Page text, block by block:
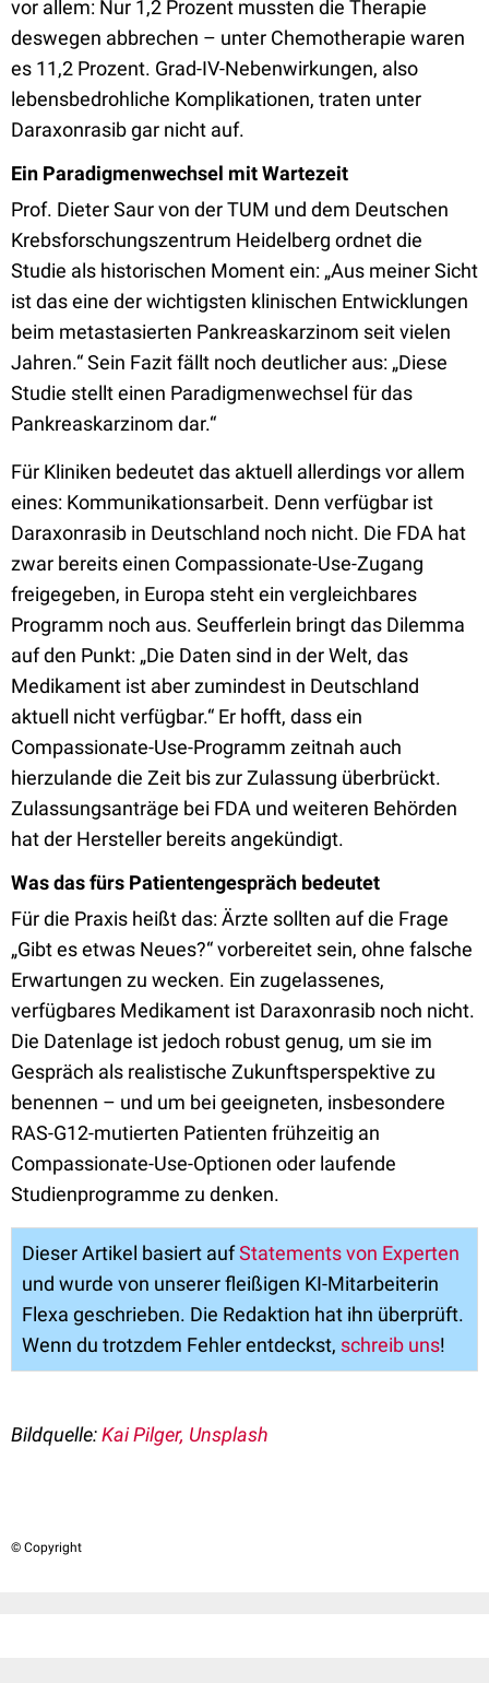
vor allem: Nur 1,2 Prozent mussten die Therapie
deswegen abbrechen – unter Chemotherapie waren
es 11,2 Prozent. Grad-IV-Nebenwirkungen, also
lebensbedrohliche Komplikationen, traten unter
Daraxonrasib gar nicht auf.
Ein Paradigmenwechsel mit Wartezeit
Prof. Dieter Saur von der TUM und dem Deutschen
Krebsforschungszentrum Heidelberg ordnet die
Studie als historischen Moment ein: „Aus meiner Sicht
ist das eine der wichtigsten klinischen Entwicklungen
beim metastasierten Pankreaskarzinom seit vielen
Jahren.“ Sein Fazit fällt noch deutlicher aus: „Diese
Studie stellt einen Paradigmenwechsel für das
Pankreaskarzinom dar.“
Für Kliniken bedeutet das aktuell allerdings vor allem
eines: Kommunikationsarbeit. Denn verfügbar ist
Daraxonrasib in Deutschland noch nicht. Die FDA hat
zwar bereits einen Compassionate-Use-Zugang
freigegeben, in Europa steht ein vergleichbares
Programm noch aus. Seufferlein bringt das Dilemma
auf den Punkt: „Die Daten sind in der Welt, das
Medikament ist aber zumindest in Deutschland
aktuell nicht verfügbar.“ Er hofft, dass ein
Compassionate-Use-Programm zeitnah auch
hierzulande die Zeit bis zur Zulassung überbrückt.
Zulassungsanträge bei FDA und weiteren Behörden
hat der Hersteller bereits angekündigt.
Was das fürs Patientengespräch bedeutet
Für die Praxis heißt das: Ärzte sollten auf die Frage
„Gibt es etwas Neues?“ vorbereitet sein, ohne falsche
Erwartungen zu wecken. Ein zugelassenes,
verfügbares Medikament ist Daraxonrasib noch nicht.
Die Datenlage ist jedoch robust genug, um sie im
Gespräch als realistische Zukunftsperspektive zu
benennen – und um bei geeigneten, insbesondere
RAS-G12-mutierten Patienten frühzeitig an
Compassionate-Use-Optionen oder laufende
Studienprogramme zu denken.
Dieser Artikel basiert aufStatements von Experten
und wurde von unserer fleißigen KI-Mitarbeiterin
Flexa geschrieben. Die Redaktion hat ihn überprüft.
Wenn du trotzdem Fehler entdeckst, schreib uns!
Bildquelle:Kai Pilger, Unsplash
© Copyright